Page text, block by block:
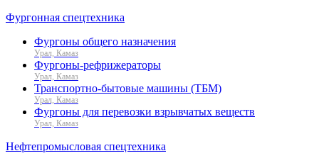
Фургонная спецтехника
Фургоны общего назначения
Урал, Камаз
Фургоны-рефрижераторы
Урал, Камаз
Транспортно-бытовые машины (ТБМ)
Урал, Камаз
Фургоны для перевозки взрывчатых веществ
Урал, Камаз
Нефтепромысловая спецтехника